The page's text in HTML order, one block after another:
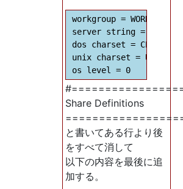
workgroup =
server string = %h
dos charset = CP932
unix charset = UTF-8
Share Definitions
と書いてある行より後
をすべて消して
以下の内容を最後に追
加する。